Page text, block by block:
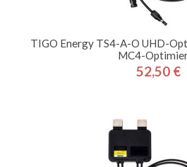
TIGO Energy TS4-A-O UHD-
MC4-
Preis
52,50 €